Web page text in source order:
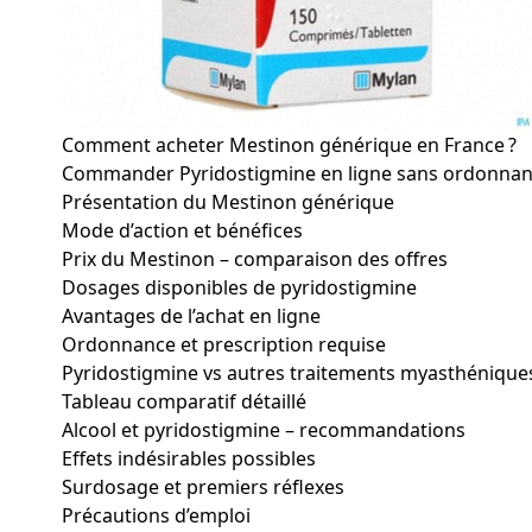
Comment acheter Mestinon générique en France ?
Commander Pyridostigmine en ligne sans
Présentation du Mestinon générique
Mode d’action et bénéfices
Prix du Mestinon – comparaison des offres
Dosages disponibles de pyridostigmine
Avantages de l’achat en ligne
Ordonnance et prescription requise
Pyridostigmine vs autres traitements
Tableau comparatif détaillé
Alcool et pyridostigmine – recommandations
Effets indésirables possibles
Surdosage et premiers réflexes
Précautions d’emploi